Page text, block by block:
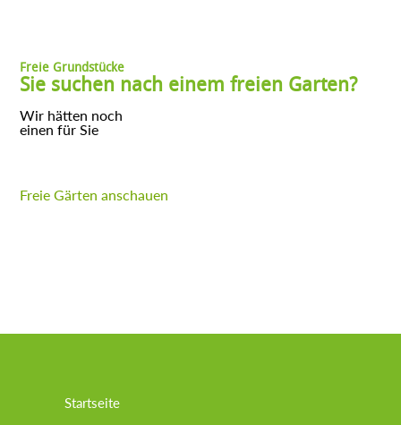
Freie Grundstücke
Sie suchen nach einem freien Garten?
Wir hätten noch
einen für Sie
Freie Gärten anschauen
Startseite